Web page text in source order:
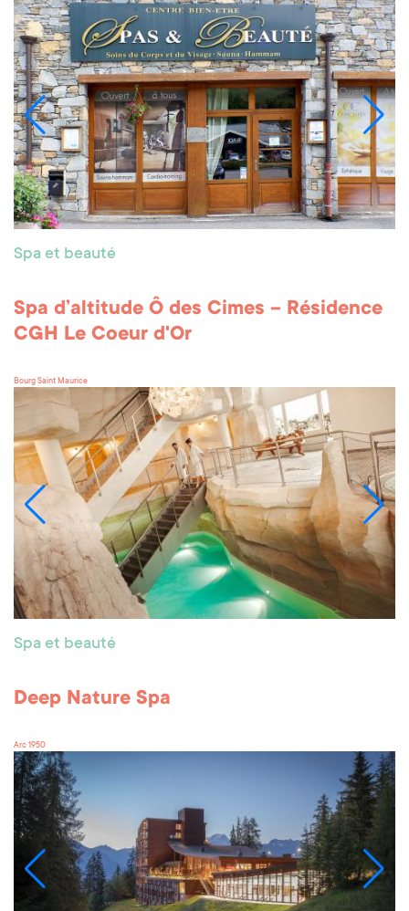
Spa et beauté
Spa d’altitude Ô des Cimes – Résidence
CGH Le Coeur d'Or
Bourg Saint Maurice
Spa et beauté
Deep Nature Spa
Arc 1950